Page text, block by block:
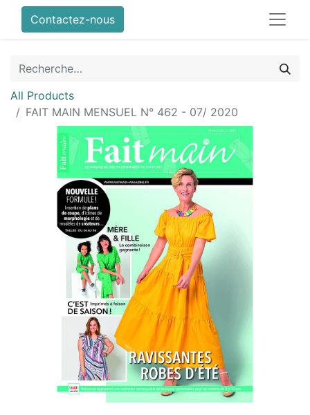
Contactez-nous
All Products
FAIT MAIN MENSUEL N° 462 - 07/ 2020